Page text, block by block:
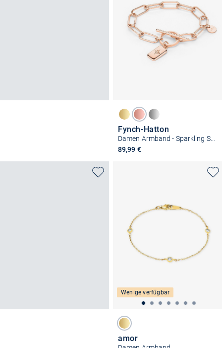
Fynch-Hatton
Damen Armband - Sparkling Star
89,99 €
Wenige verfügbar
amor